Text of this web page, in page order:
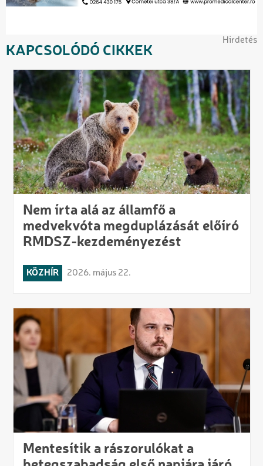
Hirdetés
KAPCSOLÓDÓ CIKKEK
Nem írta alá az államfő a
medvekvóta megduplázását előíró
RMDSZ-kezdeményezést
KÖZHÍR 2026. május 22.
Mentesítik a rászorulókat a